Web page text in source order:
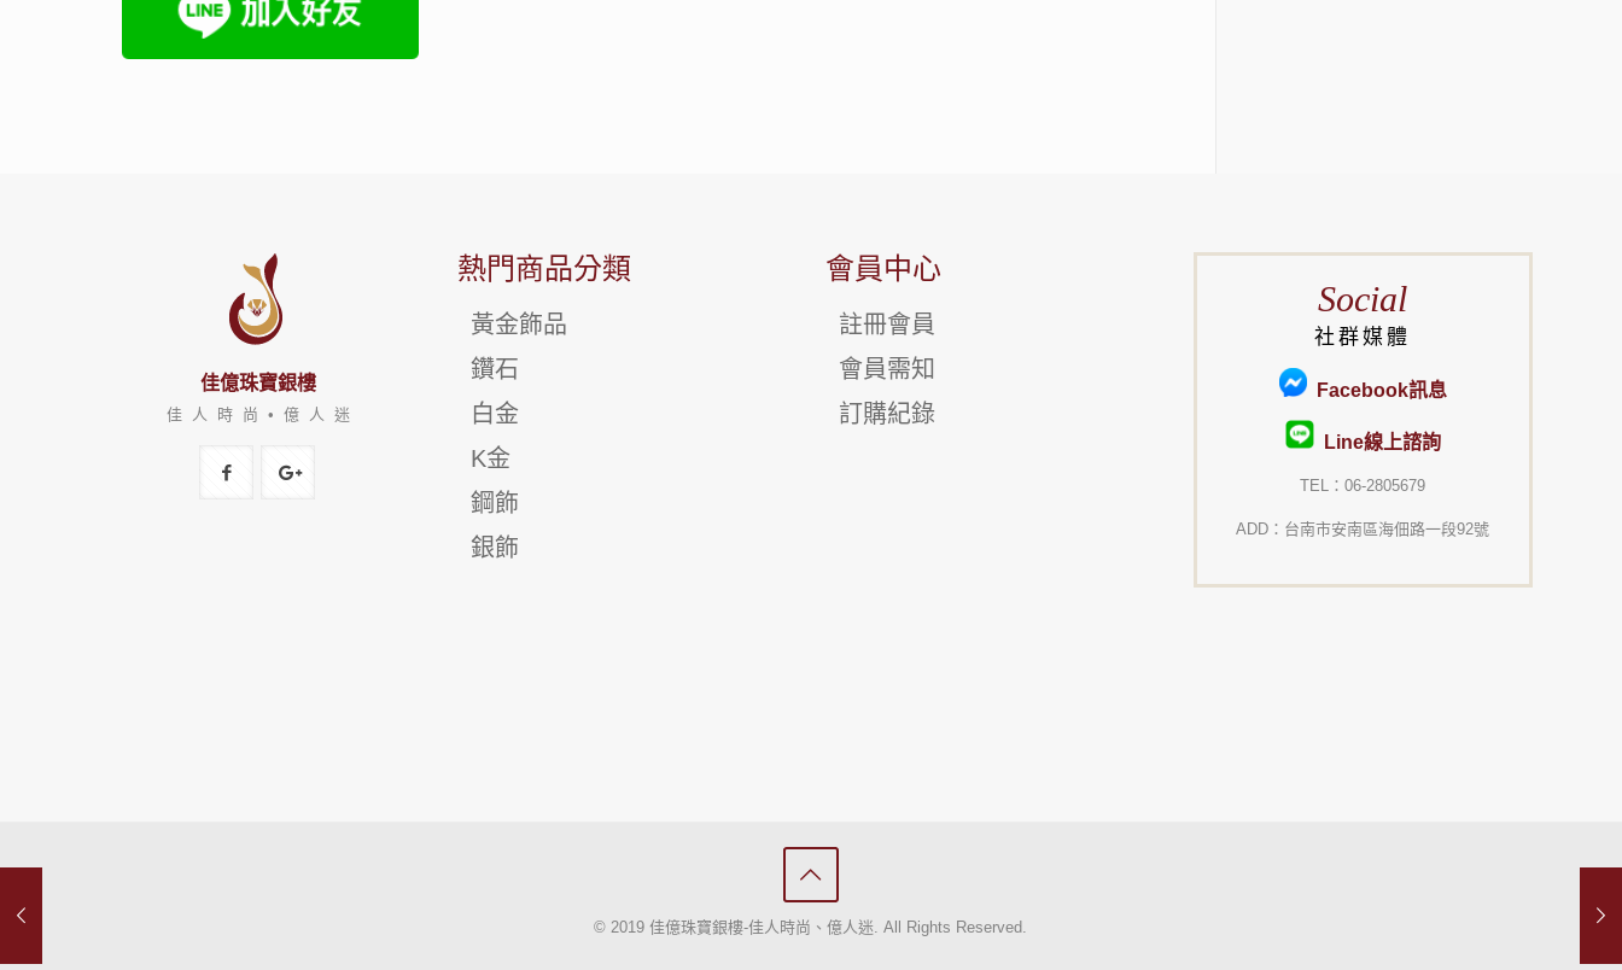
佳億珠寶銀樓
佳 人 時 尚 • 億 人 迷
熱門商品分類
黃金飾品
鑽石
白金
K金
鋼飾
銀飾
會員中心
註冊會員
會員需知
訂購紀錄
Social
社群媒體
Facebook訊息
Line線上諮詢
TEL：06-2805679
ADD：台南市安南區海佃路一段92號
© 2019 佳億珠寶銀樓-佳人時尚、億人迷. All Rights Reserved.